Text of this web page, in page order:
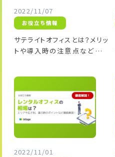
2022/11/07
お役立ち情報
サテライトオフィスとは？メリッ
トや導入時の注意点などを解
2022/11/01